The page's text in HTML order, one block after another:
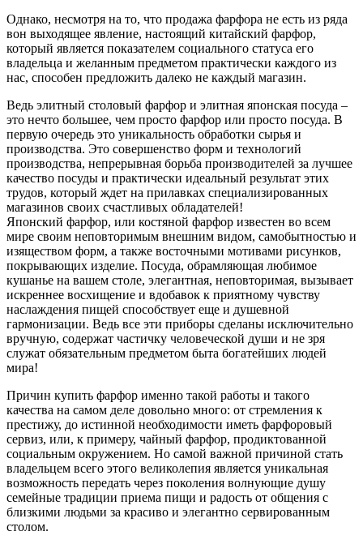
Однако, несмотря на то, что продажа фарфора не есть из ряда
вон выходящее явление, настоящий китайский фарфор,
который является показателем социального статуса его
владельца и желанным предметом практически каждого из
нас, способен предложить далеко не каждый магазин.
Ведь элитный столовый фарфор и элитная японская посуда –
это нечто большее, чем просто фарфор или просто посуда. В
первую очередь это уникальность обработки сырья и
производства. Это совершенство форм и технологий
производства, непрерывная борьба производителей за лучшее
качество посуды и практически идеальный результат этих
трудов, который ждет на прилавках специализированных
магазинов своих счастливых обладателей!
Японский фарфор, или костяной фарфор известен во всем
мире своим неповторимым внешним видом, самобытностью и
изяществом форм, а также восточными мотивами рисунков,
покрывающих изделие. Посуда, обрамляющая любимое
кушанье на вашем столе, элегантная, неповторимая, вызывает
искреннее восхищение и вдобавок к приятному чувству
наслаждения пищей способствует еще и душевной
гармонизации. Ведь все эти приборы сделаны исключительно
вручную, содержат частичку человеческой души и не зря
служат обязательным предметом быта богатейших людей
мира!
Причин купить фарфор именно такой работы и такого
качества на самом деле довольно много: от стремления к
престижу, до истинной необходимости иметь фарфоровый
сервиз, или, к примеру, чайный фарфор, продиктованной
социальным окружением. Но самой важной причиной стать
владельцем всего этого великолепия является уникальная
возможность передать через поколения волнующие душу
семейные традиции приема пищи и радость от общения с
близкими людьми за красиво и элегантно сервированным
столом.